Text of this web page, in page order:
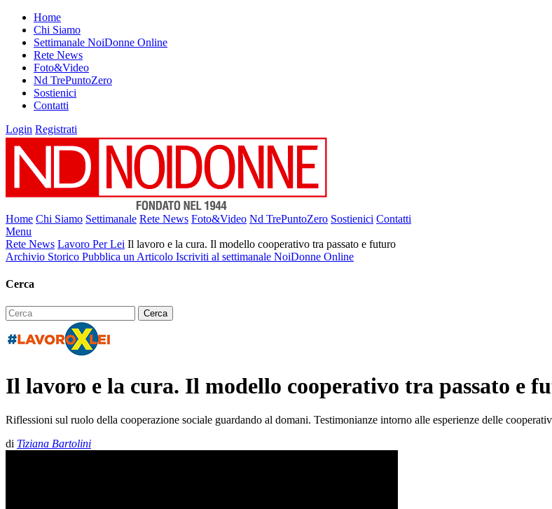
Home
Chi Siamo
Settimanale NoiDonne Online
Rete News
Foto&Video
Nd TrePuntoZero
Sostienici
Contatti
Login Registrati
Home Chi Siamo Settimanale Rete News Foto&Video Nd TrePuntoZero Sostienici Contatti
Menu
Rete News Lavoro Per Lei Il lavoro e la cura. Il modello cooperativo tra passato e futuro
Archivio Storico Pubblica un Articolo Iscriviti al settimanale NoiDonne Online
Cerca
Il lavoro e la cura. Il modello cooperativo tra passato e
Riflessioni sul ruolo della cooperazione sociale guardando al domani. Testimonianze intorno alle esperienze delle
di Tiziana Bartolini